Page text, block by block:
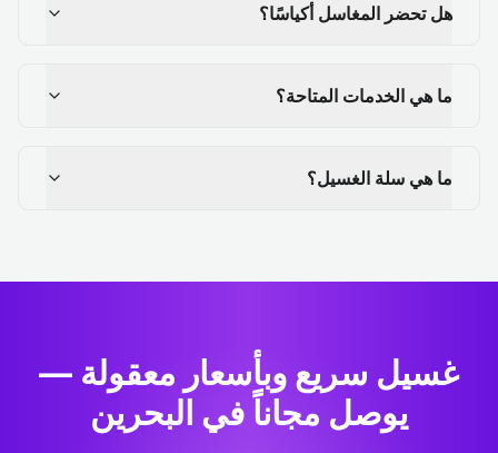
هل تحضر المغاسل أكياسًا؟
ما هي الخدمات المتاحة؟
ما هي سلة الغسيل؟
غسيل سريع وبأسعار معقولة —
يوصل مجاناً في البحرين